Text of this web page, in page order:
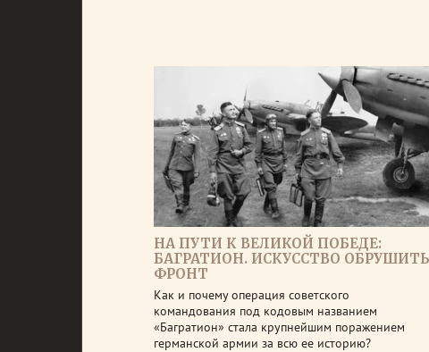
НА ПУТИ К ВЕЛИКОЙ ПОБЕДЕ:
БАГРАТИОН. ИСКУССТВО ОБРУШИТЬ
ФРОНТ
Как и почему операция советского
командования под кодовым названием
«Багратион» стала крупнейшим поражением
германской армии за всю ее историю?